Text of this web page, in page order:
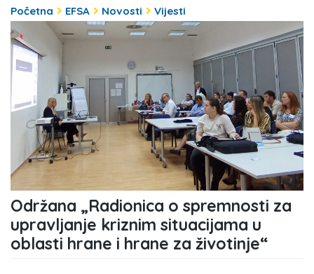
Početna EFSA Novosti Vijesti
Održana „Radionica o spremnosti za
upravljanje kriznim situacijama u
oblasti hrane i hrane za životinje“